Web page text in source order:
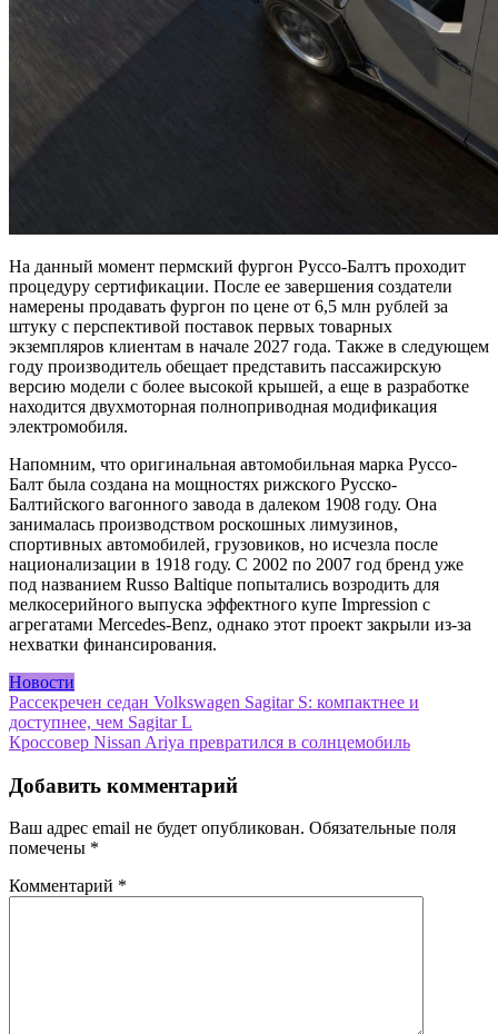
На данный момент пермский фургон Руссо-Балтъ проходит
процедуру сертификации. После ее завершения создатели
намерены продавать фургон по цене от 6,5 млн рублей за
штуку с перспективой поставок первых товарных
экземпляров клиентам в начале 2027 года. Также в следующем
году производитель обещает представить пассажирскую
версию модели с более высокой крышей, а еще в разработке
находится двухмоторная полноприводная модификация
электромобиля.
Напомним, что оригинальная автомобильная марка Руссо-
Балт была создана на мощностях рижского Русско-
Балтийского вагонного завода в далеком 1908 году. Она
занималась производством роскошных лимузинов,
спортивных автомобилей, грузовиков, но исчезла после
национализации в 1918 году. С 2002 по 2007 год бренд уже
под названием Russo Baltique попытались возродить для
мелкосерийного выпуска эффектного купе Impression с
агрегатами Mercedes‑Benz, однако этот проект закрыли из‑за
нехватки финансирования.
Новости
Навигация
по
Рассекречен седан Volkswagen Sagitar S: компактнее и
доступнее, чем Sagitar L
Кроссовер Nissan Ariya превратился в солнцемобиль
Добавить комментарий
Ваш адрес email не будет опубликован. Обязательные поля
помечены *
Комментарий *